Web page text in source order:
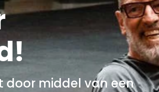
door middel van een